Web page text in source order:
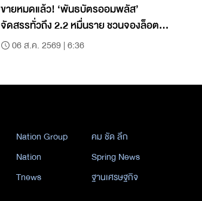
ขายหมดแล้ว! ‘พันธบัตรออมพลัส’
จัดสรรทั่วถึง 2.2 หมื่นราย ชวนจองล็อต
ใหม่ ก.ย. นี้
06 ส.ค. 2569 | 6:36
Nation Group
คม ชัด ลึก
Nation
Spring News
Tnews ฐานเศรษฐกิจ